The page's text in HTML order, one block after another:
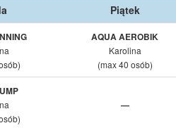
Piątek
AQUA AEROBIK
Karolina
(max 40 osób)
—